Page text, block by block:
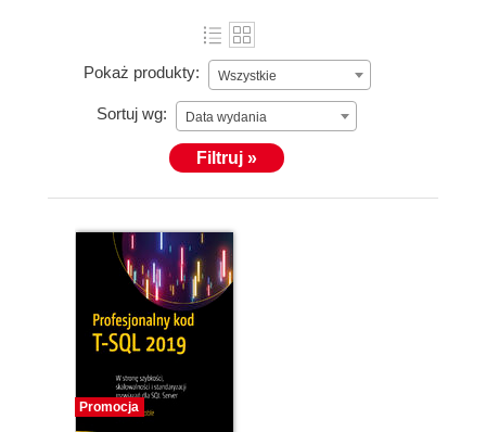
Pokaż produkty: Wszystkie
Sortuj wg: Data wydania
Filtruj »
Promocja